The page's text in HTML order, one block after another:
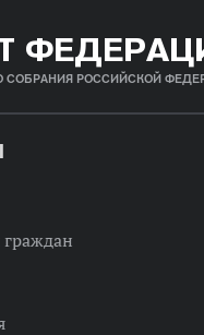
СОБРАНИЯ РОССИЙСКОЙ